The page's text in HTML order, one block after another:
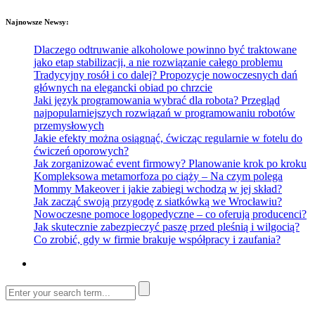
Najnowsze Newsy:
Dlaczego odtruwanie alkoholowe powinno być traktowane
jako etap stabilizacji, a nie rozwiązanie całego problemu
Tradycyjny rosół i co dalej? Propozycje nowoczesnych dań
głównych na elegancki obiad po chrzcie
Jaki język programowania wybrać dla robota? Przegląd
najpopularniejszych rozwiązań w programowaniu robotów
przemysłowych
Jakie efekty można osiągnąć, ćwicząc regularnie w fotelu do
ćwiczeń oporowych?
Jak zorganizować event firmowy? Planowanie krok po kroku
Kompleksowa metamorfoza po ciąży – Na czym polega
Mommy Makeover i jakie zabiegi wchodzą w jej skład?
Jak zacząć swoją przygodę z siatkówką we Wrocławiu?
Nowoczesne pomoce logopedyczne – co oferują producenci?
Jak skutecznie zabezpieczyć paszę przed pleśnią i wilgocią?
Co zrobić, gdy w firmie brakuje współpracy i zaufania?